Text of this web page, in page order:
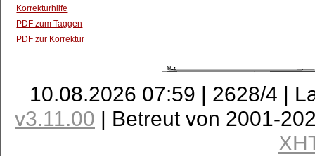
Korrekturhilfe
PDF zum Taggen
PDF zur Korrektur
10.08.2026 07:59 | 2628/4 |
v3.11.00 | Betreut von 2001-